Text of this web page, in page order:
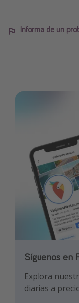
Informa de un
Síguenos en
Explora
diarias a
Síguenos en
¡Para
mejores